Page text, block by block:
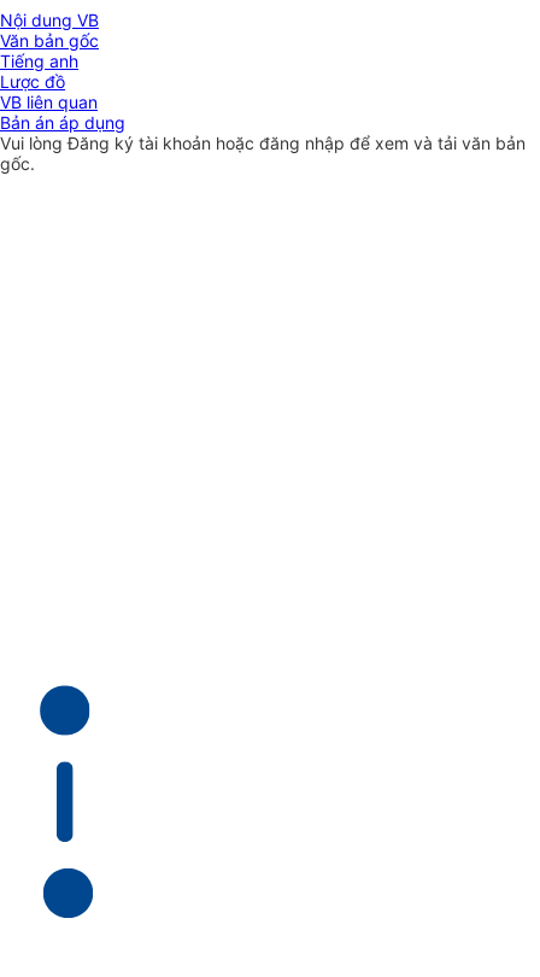
Nội dung VB
Văn bản gốc
Tiếng anh
Lược đồ
VB liên quan
Bản án áp dụng
Vui lòngĐăng ký tài khoản hoặc đăng nhập để xem và tải văn bản
gốc.